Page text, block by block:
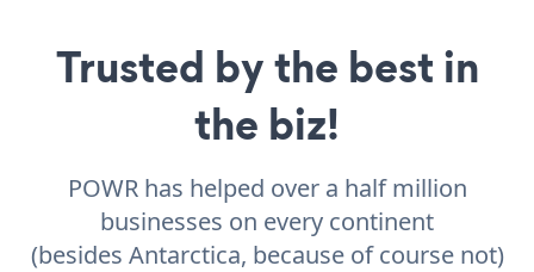
Trusted by the best in
the biz!
POWR has helped over a half million
businesses on every continent
(besides Antarctica, because of course not)